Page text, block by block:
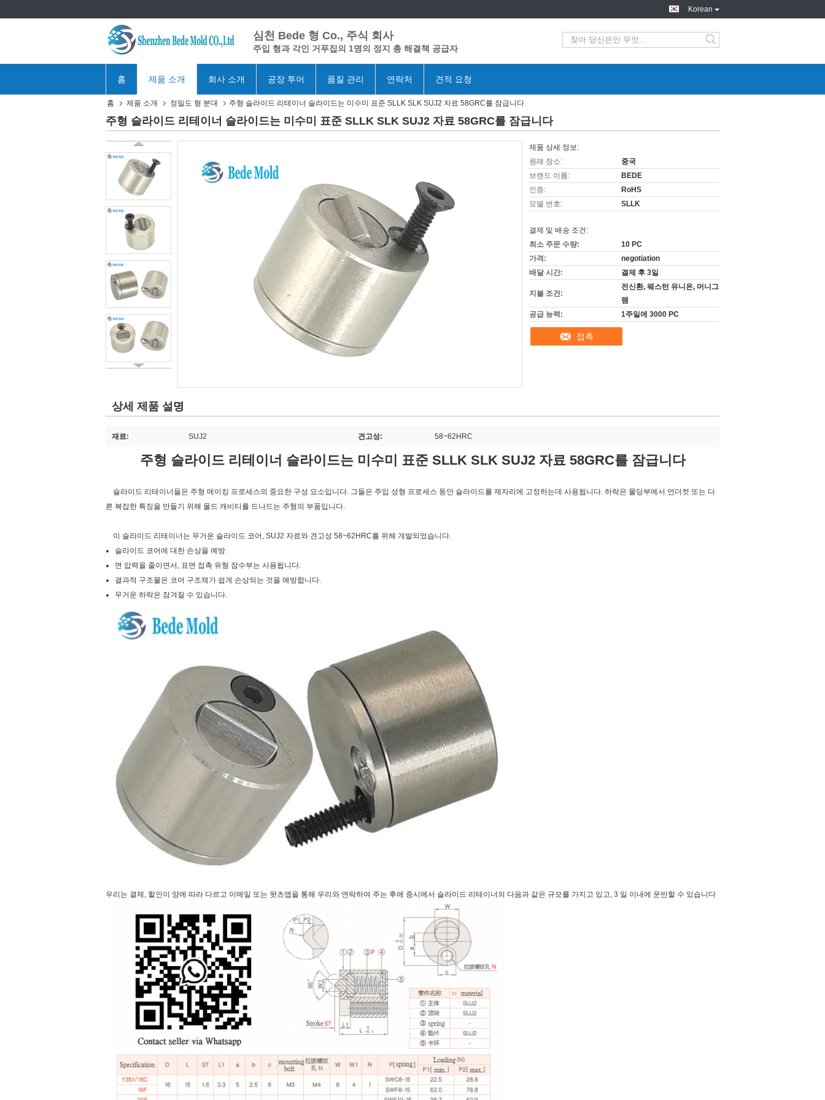
Korean
심천 Bede 형 Co., 주식 회사
주입 형과 각인 거푸집의 1명의 정지 총 해결책 공급자
홈 제품 소개 회사 소개 공장 투어 품질 관리 연락처 견적 요청
홈 제품 소개 정밀도 형 분대 주형 슬라이드 리테이너 슬라이드는 미수미 표준 SLLK SLK SUJ2 자료 58GRC를 잠급니다
주형 슬라이드 리테이너 슬라이드는 미수미 표준 SLLK SLK SUJ2 자료 58GRC를 잠급니다
제품 상세 정보:
원래 장소:
중국
브랜드 이름:
BEDE
인증:
RoHS
모델 번호:
SLLK
결제 및 배송 조건:
최소 주문 수량:
10 PC
가격:
negotiation
배달 시간:
결제 후 3일
지불 조건:
전신환, 웨스턴 유니온, 머니그
램
공급 능력:
1주일에 3000 PC
접촉
상세 제품 설명
재료: SUJ2 견고성: 58~62HRC
주형 슬라이드 리테이너 슬라이드는 미수미 표준 SLLK SLK SUJ2 자료 58GRC를 잠급니다
슬라이드 리테이너들은 주형 메이킹 프로세스의 중요한 구성 요소입니다. 그들은 주입 성형 프로세스 동안 슬라이드를 제자리에 고정하는데 사용됩니다. 하락은 몰딩부에서 언더컷 또는 다
른 복잡한 특징을 만들기 위해 몰드 캐비티를 드나드는 주형의 부품입니다.
이 슬라이드 리테이너는 무거운 슬라이드 코어, SUJ2 자료와 견고성 58~62HRC를 위해 개발되었습니다.
슬라이드 코어에 대한 손상을 예방
면 압력을 줄이면서, 표면 접촉 유형 잠수부는 사용됩니다.
결과적 구조물은 코어 구조체가 쉽게 손상되는 것을 예방합니다.
무거운 하락은 잠겨질 수 있습니다.
우리는 결제, 할인이 양에 따라 다르고 이메일 또는 왓츠앱을 통해 우리와 연락하여 주는 후에 증시에서 슬라이드 리테이너의 다음과 같은 규모를 가지고 있고, 3 일 이내에 운반할 수 있습니다